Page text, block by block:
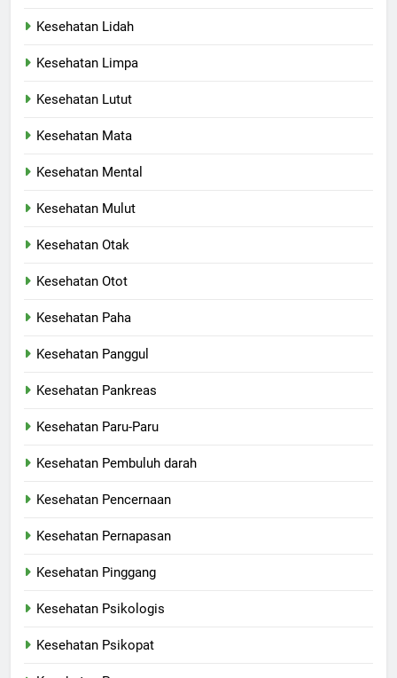
Kesehatan Lidah
Kesehatan Limpa
Kesehatan Lutut
Kesehatan Mata
Kesehatan Mental
Kesehatan Mulut
Kesehatan Otak
Kesehatan Otot
Kesehatan Paha
Kesehatan Panggul
Kesehatan Pankreas
Kesehatan Paru-Paru
Kesehatan Pembuluh darah
Kesehatan Pencernaan
Kesehatan Pernapasan
Kesehatan Pinggang
Kesehatan Psikologis
Kesehatan Psikopat